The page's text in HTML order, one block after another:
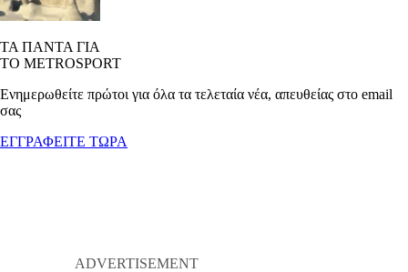
ΤΑ ΠΑΝΤΑ ΓΙΑ
ΤΟ METROSPORT
Ενημερωθείτε πρώτοι για όλα τα τελεταία νέα, απευθείας στο email
σας
ΕΓΓΡΑΦΕΙΤΕ ΤΩΡΑ